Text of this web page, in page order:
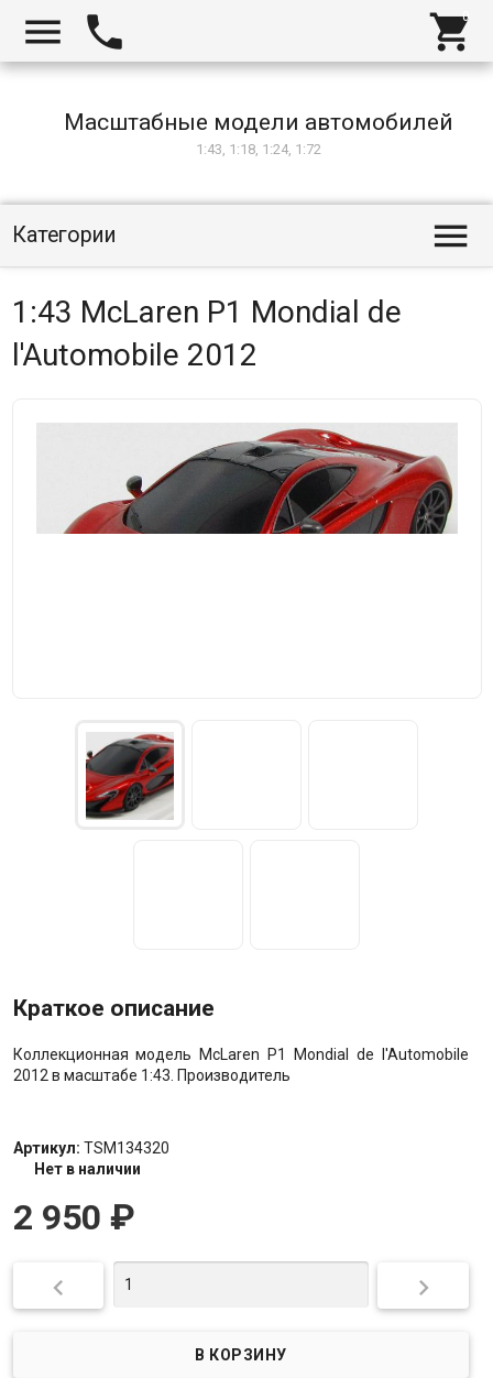
  
Масштабные модели автомобилей
1:43, 1:18, 1:24, 1:72
Категории 
1:43 McLaren P1 Mondial de
l'Automobile 2012
Краткое описание
Коллекционная модель McLaren P1 Mondial de l'Automobile
2012 в масштабе 1:43. Производитель
Артикул: TSM134320
Нет в наличии
2 950 ₽
 